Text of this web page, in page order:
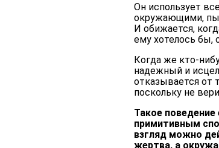
Он использует
окружающими,
И обижается,
ему хотелось бы,
Когда же кто-
надежный и
отказывается от
поскольку не
Такое
примитивным
взгляд можно
жертва, а